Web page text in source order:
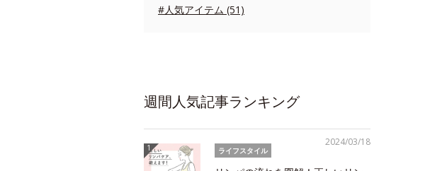
#人気アイテム (51)
週間人気記事ランキング
2024/03/18
ライフスタイル